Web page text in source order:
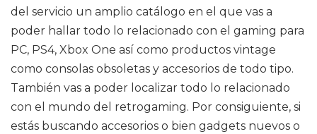
del servicio un amplio catálogo en el que vas a
poder hallar todo lo relacionado con el gaming para
PC, PS4, Xbox One así como productos vintage
como consolas obsoletas y accesorios de todo tipo.
También vas a poder localizar todo lo relacionado
con el mundo del retrogaming. Por consiguiente, si
estás buscando accesorios o bien gadgets nuevos o